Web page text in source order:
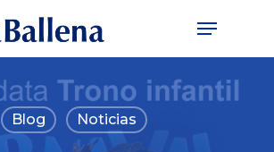
Blog Noticias